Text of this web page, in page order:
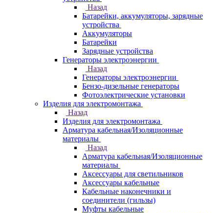
Назад
Батарейки, аккумуляторы, зарядные
устройства
Аккумуляторы
Батарейки
Зарядные устройства
Генераторы электроэнергии
Назад
Генераторы электроэнергии
Бензо-дизельные генераторы
Фотоэлектрические установки
Изделия для электромонтажа
Назад
Изделия для электромонтажа
Арматура кабельная/Изоляционные
материалы
Назад
Арматура кабельная/Изоляционные
материалы
Аксессуары для светильников
Аксессуары кабельные
Кабельные наконечники и
соединители (гильзы)
Муфты кабельные